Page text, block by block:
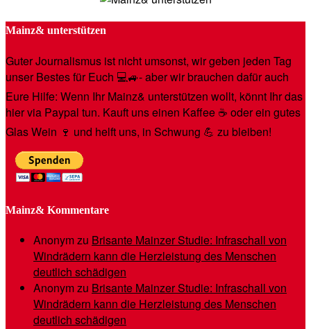
Mainz& unterstützen
Guter Journalismus ist nicht umsonst, wir geben jeden Tag
unser Bestes für Euch 💻🚙- aber wir brauchen dafür auch
Eure Hilfe: Wenn Ihr Mainz& unterstützen wollt, könnt Ihr das
hier via Paypal tun. Kauft uns einen Kaffee ☕️ oder ein gutes
Glas Wein 🍷 und helft uns, in Schwung 💪 zu bleiben!
Mainz& Kommentare
Anonymzu Brisante Mainzer Studie: Infraschall von
Windrädern kann die Herzleistung des Menschen
deutlich schädigen
Anonymzu Brisante Mainzer Studie: Infraschall von
Windrädern kann die Herzleistung des Menschen
deutlich schädigen